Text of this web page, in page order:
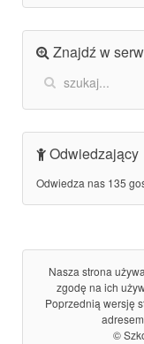
Znajdź w
Odwiedzający
Odwiedza nas 135
Nasza strona
zgodę na ich
Poprzednią wersję
©